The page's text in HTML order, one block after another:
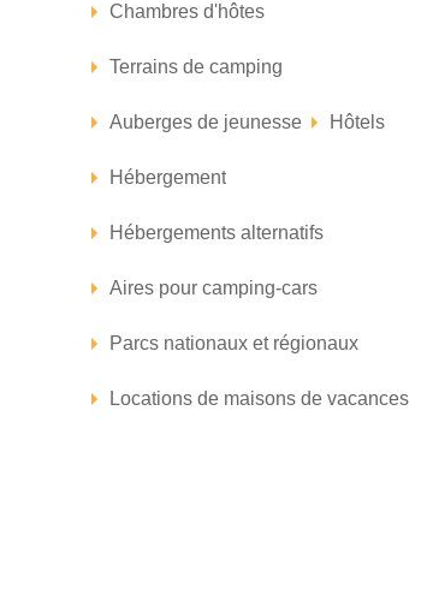
Chambres d'hôtes
Terrains de camping
Auberges de jeunesse Hôtels
Hébergement
Hébergements alternatifs
Aires pour camping-cars
Parcs nationaux et régionaux
Locations de maisons de vacances